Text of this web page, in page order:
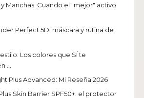
Manchas: Cuando el "mejor" activo
Perfect 5D: máscara y rutina de
Los colores que SÍ te
...
Plus Advanced: Mi Reseña 2026
Skin Barrier SPF50+: el protector